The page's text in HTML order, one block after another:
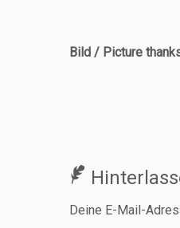
Bild / Picture
Deine E-Mail-